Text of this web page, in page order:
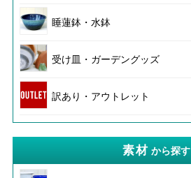
睡蓮鉢・水鉢
受け皿・ガーデングッズ
訳あり・アウトレット
素材 から探す